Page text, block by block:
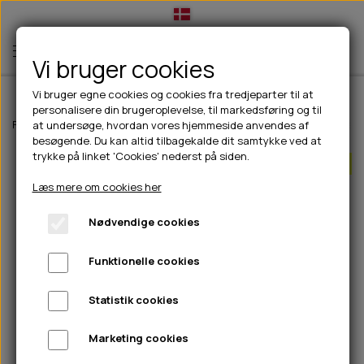
TIL HUND
💧FODER- VANDSKÅLE
CHICOPEE
GODBIDSTASKE
HALSBÅND
🦴 GODBIDDER & SNACKS
🍖 SMAGSVARIANTER
🎾 LEGETØJ
TÆNDER, ØRE, ØJE, POTER & NÆSE
🐾 UDSTYR & KOMFORT
TIL HUNDEEJER
DRIKKEFLASKER/TERMOFLASKER
HUER OG VANTER
PINEWOOD SALES
TIL KAT
TILBUD
NYHEDER
ABONNEMENT
Forside Til hunde Godbidder & Snacks Bløde godbidder/snacks
Bland 3 poser SPAR 15%
Vi bruger cookies
Vi bruger egne cookies og cookies fra tredjeparter til at
personalisere din brugeroplevelse, til markedsføring og til
at undersøge, hvordan vores hjemmeside anvendes af
besøgende. Du kan altid tilbagekalde dit samtykke ved at
trykke på linket 'Cookies' nederst på siden.
Læs mere om cookies her
Nødvendige cookies
Funktionelle cookies
Statistik cookies
Marketing cookies